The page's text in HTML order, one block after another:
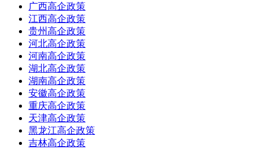
广西高企政策
江西高企政策
贵州高企政策
河北高企政策
河南高企政策
湖北高企政策
湖南高企政策
安徽高企政策
重庆高企政策
天津高企政策
黑龙江高企政策
吉林高企政策